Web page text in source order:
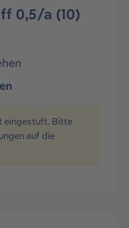
0,5/a (10)
eingestuft. Bitte
auf die